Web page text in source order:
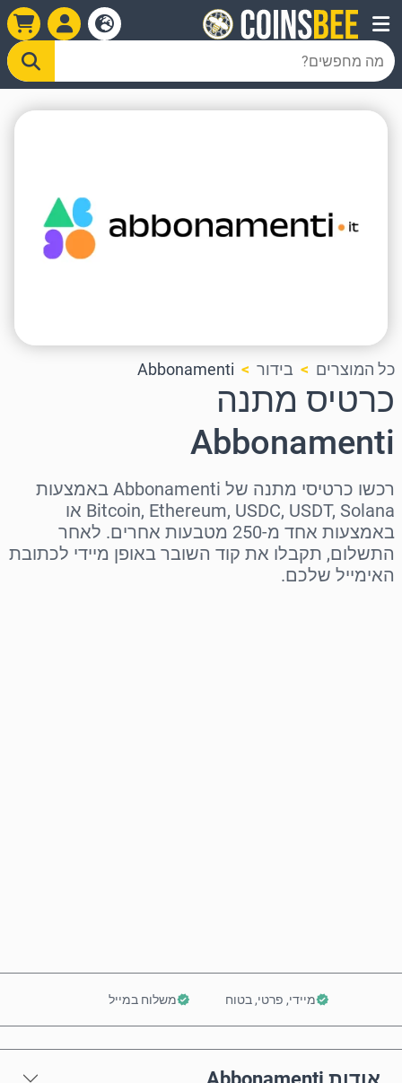
כל המוצרים בידור Abbonamenti
כרטיס מתנה
Abbonamenti
רכשו כרטיסי מתנה של Abbonamenti באמצעות
Bitcoin, Ethereum, USDC, USDT, Solana או
באמצעות אחד מ-250 מטבעות אחרים. לאחר
התשלום, תקבלו את קוד השובר באופן מיידי לכתובת
האימייל שלכם.
מיידי, פרטי, בטוח משלוח במייל